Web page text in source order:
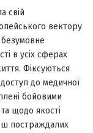
свій
вектору
в усіх сферах
Фіксуються
до медичної
бойовими
щодо якості
постраждалих